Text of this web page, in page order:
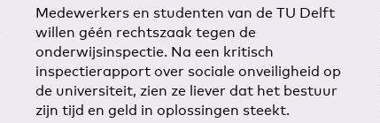
Medewerkers en studenten van de TU Delft
willen géén rechtszaak tegen de
onderwijsinspectie. Na een kritisch
inspectierapport over sociale onveiligheid op
de universiteit, zien ze liever dat het bestuur
zijn tijd en geld in oplossingen steekt.